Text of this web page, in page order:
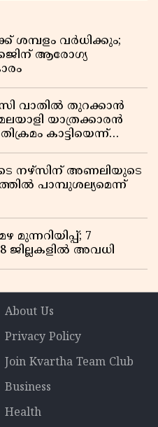
വർധിക്കും;
ആരോഗ്യ
വാതിൽ തുറക്കാൻ
മലയാളി യാത്രക്കാരൻ
കാട്ടിയെന്ന്
നഴ്സിന് അണലിയുടെ
പാമ്പുശല്യമെന്ന്
7
ജില്ലകളിൽ അവധി
About Us
Privacy Policy
Join Kvartha Team Club
Business
Health